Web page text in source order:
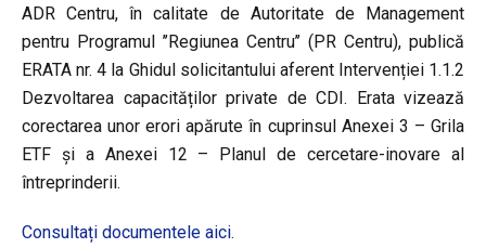
ADR Centru, în calitate de Autoritate de Management
pentru Programul ’’Regiunea Centru’’ (PR Centru), publică
ERATA nr. 4 la Ghidul solicitantului aferent Intervenției 1.1.2
Dezvoltarea capacităților private de CDI. Erata vizează
corectarea unor erori apărute în cuprinsul Anexei 3 – Grila
ETF și a Anexei 12 – Planul de cercetare-inovare al
întreprinderii.
Consultați documentele aici.